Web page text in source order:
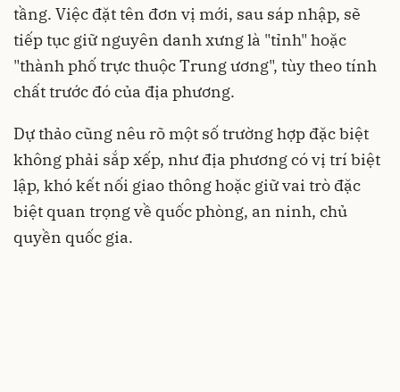
tầng. Việc đặt tên đơn vị mới, sau sáp nhập, sẽ
tiếp tục giữ nguyên danh xưng là "tỉnh" hoặc
"thành phố trực thuộc Trung ương", tùy theo tính
chất trước đó của địa phương.
Dự thảo cũng nêu rõ một số trường hợp đặc biệt
không phải sắp xếp, như địa phương có vị trí biệt
lập, khó kết nối giao thông hoặc giữ vai trò đặc
biệt quan trọng về quốc phòng, an ninh, chủ
quyền quốc gia.